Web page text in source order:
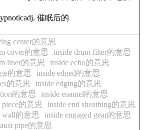
adj. 催眠后的
center的意思
cover的意思
inside drum filter的意思
liner的意思
inside echo的意思
的意思
inside edged的意思
的意思
inside edging的意思
的意思
inside enamel的意思
piece的意思
inside end sheathing的意思
wall的意思
inside engaged gear的意思
pipe的意思